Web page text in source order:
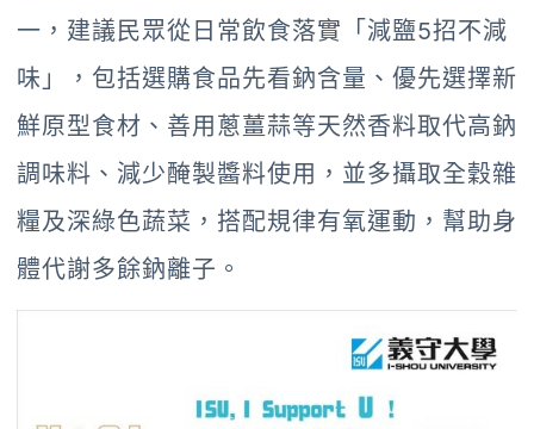
一，建議民眾從日常飲食落實「減鹽5招不減
味」，包括選購食品先看鈉含量、優先選擇新
鮮原型食材、善用蔥薑蒜等天然香料取代高鈉
調味料、減少醃製醬料使用，並多攝取全穀雜
糧及深綠色蔬菜，搭配規律有氧運動，幫助身
體代謝多餘鈉離子。